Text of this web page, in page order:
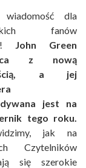
wiadomość dla
fanów
John Green
z nową
a jej
jest na
tego roku.
jak na
Czytelników
się szerokie